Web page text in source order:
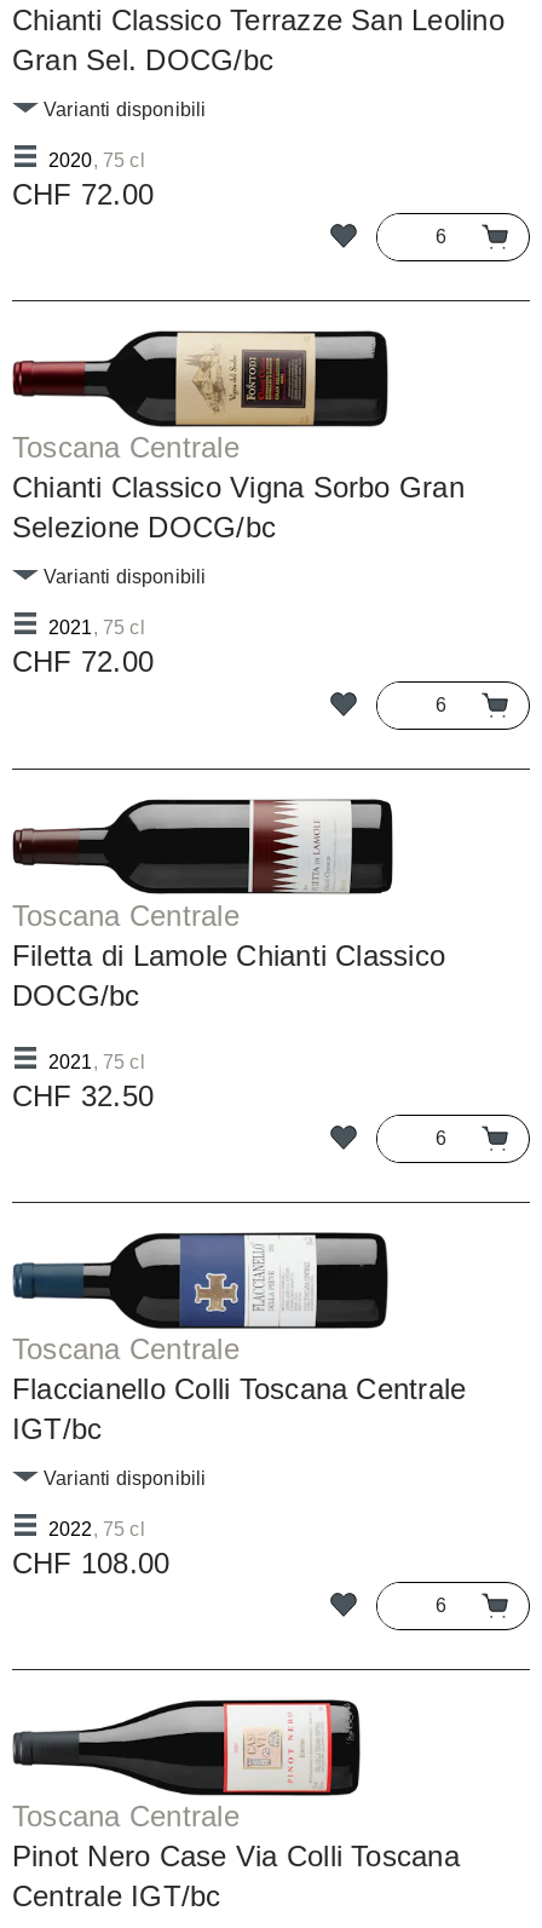
Chianti Classico Terrazze San Leolino
Gran Sel. DOCG/bc
2020, 75 cl
Varianti disponibili
CHF 72.00
Toscana Centrale
Chianti Classico Vigna Sorbo Gran
Selezione DOCG/bc
2021, 75 cl
Varianti disponibili
CHF 72.00
Toscana Centrale
Filetta di Lamole Chianti Classico
DOCG/bc
2021, 75 cl
CHF 32.50
Toscana Centrale
Flaccianello Colli Toscana Centrale
IGT/bc
2022, 75 cl
Varianti disponibili
CHF 108.00
Toscana Centrale
Pinot Nero Case Via Colli Toscana
Centrale IGT/bc